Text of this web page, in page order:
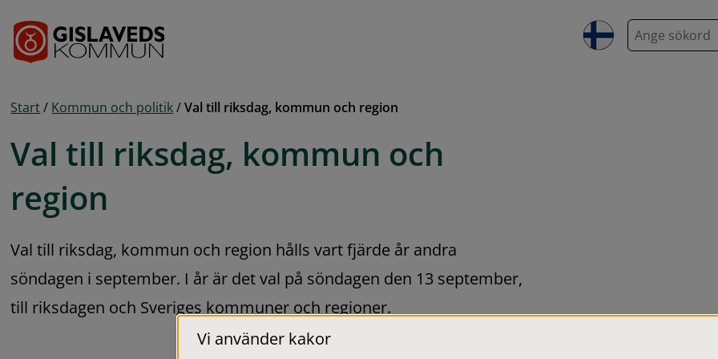
S
ö
Start / Kommun och politik / Val till riksdag, kommun och region
Val till riksdag, kommun och
region
Val till riksdag, kommun och region hålls vart fjärde år andra
söndagen i september. I år är det val på söndagen den 13 september,
till riksdagen och Sveriges kommuner och regioner.
Vi använder kakor